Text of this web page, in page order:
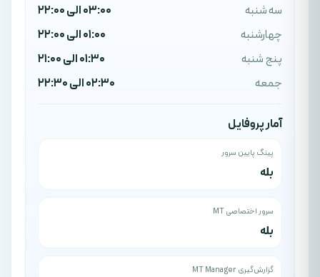
سه شنبه
03:00 الی 22:00
چهارشنبه
01:00 الی 22:00
پنج شنبه
01:30 الی 21:00
جمعه
02:30 الی 22:30
آمار پروفایل
پینگ پایین سرور
بله
سرور اختصاصی MT
بله
گزارش‌گیری MT Manager